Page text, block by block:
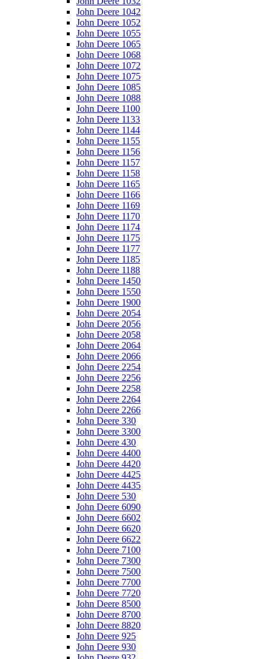
John Deere 1042
John Deere 1052
John Deere 1055
John Deere 1065
John Deere 1068
John Deere 1072
John Deere 1075
John Deere 1085
John Deere 1088
John Deere 1100
John Deere 1133
John Deere 1144
John Deere 1155
John Deere 1156
John Deere 1157
John Deere 1158
John Deere 1165
John Deere 1166
John Deere 1169
John Deere 1170
John Deere 1174
John Deere 1175
John Deere 1177
John Deere 1185
John Deere 1188
John Deere 1450
John Deere 1550
John Deere 1900
John Deere 2054
John Deere 2056
John Deere 2058
John Deere 2064
John Deere 2066
John Deere 2254
John Deere 2256
John Deere 2258
John Deere 2264
John Deere 2266
John Deere 330
John Deere 3300
John Deere 430
John Deere 4400
John Deere 4420
John Deere 4425
John Deere 4435
John Deere 530
John Deere 6090
John Deere 6602
John Deere 6620
John Deere 6622
John Deere 7100
John Deere 7300
John Deere 7500
John Deere 7700
John Deere 7720
John Deere 8500
John Deere 8700
John Deere 8820
John Deere 925
John Deere 930